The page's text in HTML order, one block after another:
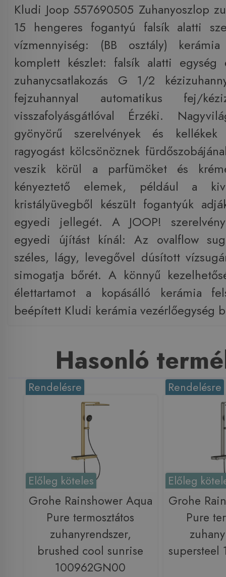
Kludi Joop 557690505 Zuhanyoszlop
15 hengeres fogantyú falsík alatti
vízmennyiség: (BB osztály)
komplett készlet: falsík alatti egység
zuhanycsatlakozás G 1/2
fejzuhannyal automatikus fej/
visszafolyásgátlóval Érzéki.
gyönyörű szerelvények és
ragyogást kölcsönöznek
veszik körül a parfümöket és
kényeztető elemek, például a
kristályüvegből készült fogantyúk
egyedi jellegét. A JOOP!
egyedi újítást kínál: Az ovalflow
széles, lágy, levegővel dúsított
simogatja bőrét. A könnyű
élettartamot a kopásálló kerámia
beépített Kludi kerámia vezérlőegység
Hasonló
Rendelésre
Előleg köteles
Grohe Rainshower Aqua
Pure termosztátos
zuhanyrendszer,
brushed cool sunrise
100962GN00
Rendelésre
Előleg
Grohe
Pure
supersteel